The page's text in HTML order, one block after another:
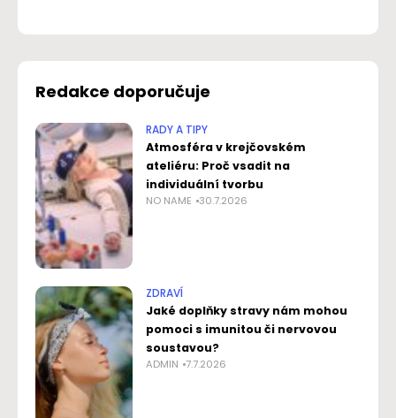
Redakce doporučuje
RADY A TIPY
Atmosféra v krejčovském
ateliéru: Proč vsadit na
individuální tvorbu
NO NAME 30.7.2026
ZDRAVÍ
Jaké doplňky stravy nám mohou
pomoci s imunitou či nervovou
soustavou?
ADMIN 7.7.2026